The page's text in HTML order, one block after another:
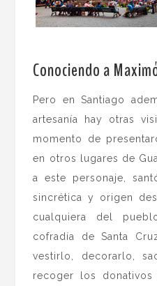
Conociendo a
Pero en Santiago
artesanía hay otras
momento de
en otros lugares de
a este personaje,
sincrética y origen
cualquiera del
cofradía de Santa
vestirlo, decorarlo,
recoger los